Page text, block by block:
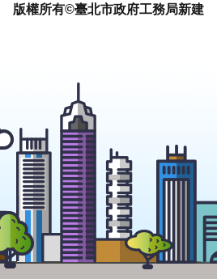
版權所有©臺北市政府工務局新建